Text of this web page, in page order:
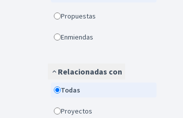
Propuestas
Enmiendas
Relacionadas con
Todas
Proyectos